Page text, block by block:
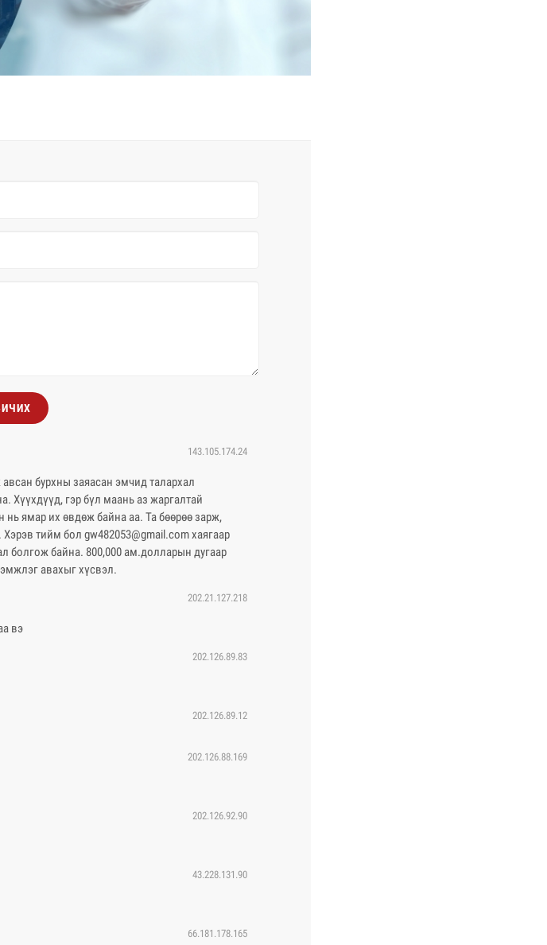
143.105.174.24
бурхны заяасан эмчид талархал
Хүүхдүүд, гэр бүл маань аз жаргалтай
ямар их өвдөж байна аа. Та бөөрөө зарж,
тийм бол gw482053@gmail.com хаягаар
болгож байна. 800,000 ам.долларын дугаар
авахыг хүсвэл.
202.21.127.218
вэ
202.126.89.83
202.126.89.12
202.126.88.169
202.126.92.90
43.228.131.90
66.181.178.165